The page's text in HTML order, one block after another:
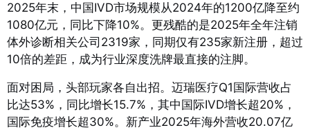
2025年末，中国IVD市场规模从2024年的1200亿降至约
1080亿元，同比下降10%。更残酷的是2025年全年注销
体外诊断相关公司2319家，同期仅有235家新注册，超过
10倍的差距，成为行业深度洗牌最直接的注脚。
面对困局，头部玩家各自出招。迈瑞医疗Q1国际营收占
比达53%，同比增长15.7%，其中国际IVD增长超20%，
国际免疫增长超30%。新产业2025年海外营收20.07亿